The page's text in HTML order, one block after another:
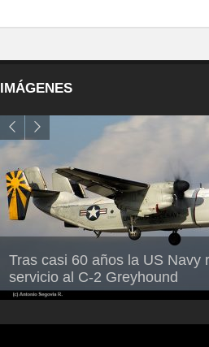
IMÁGENES
Tras casi 60 años la US Navy
servicio al C-2 Greyhound
Air France-KLM anuncia a
Mallet como nuevo Director
para América Latina